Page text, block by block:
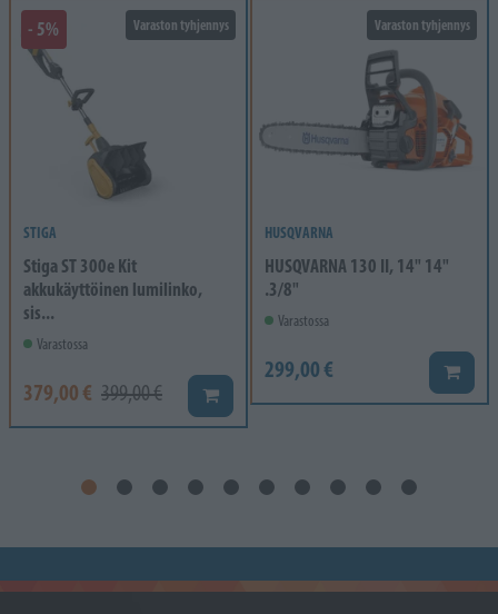
Varaston tyhjennys
- 5%
STIGA
Stiga ST 300e Kit
akkukäyttöinen lumilinko,
sis...
Varastossa
379,00 € 399,00 € Lisää koriin
Varaston tyhjennys
HUSQVARNA
HUSQVARNA 130 II, 14" 14"
.3/8"
Varastossa
299,00 € Lisää